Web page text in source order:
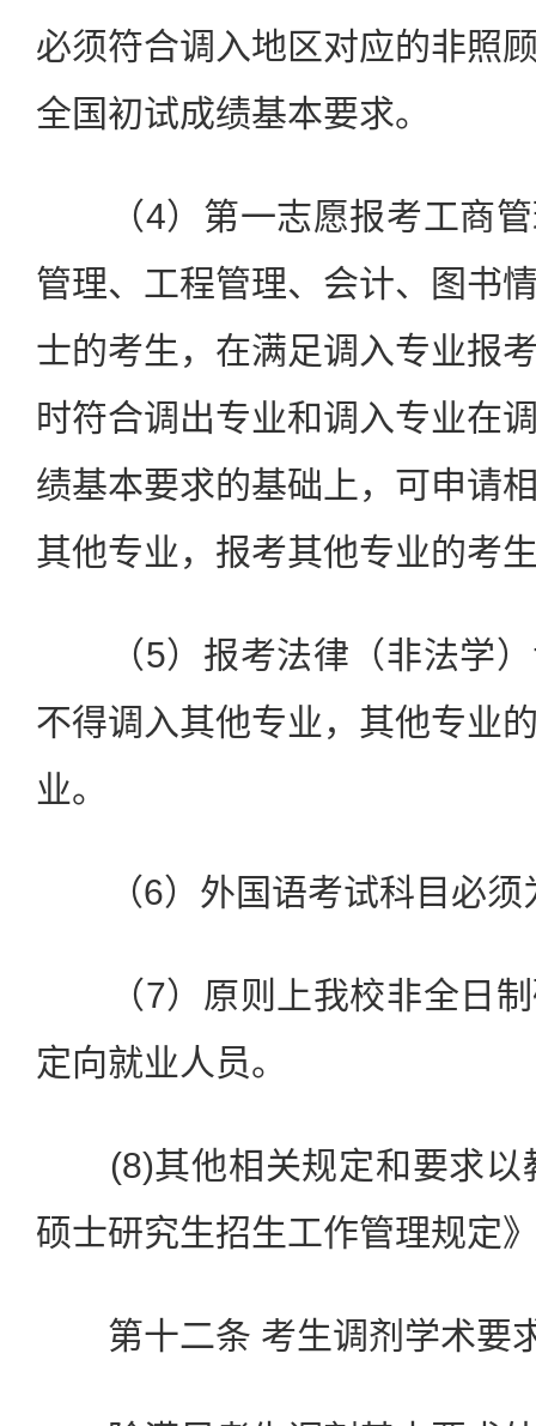
必须符合调入地区对应的非照
全国初试成绩基本要求。
（4）第一志愿报考工商管
管理、工程管理、会计、图书
士的考生，在满足调入专业报
时符合调出专业和调入专业在
绩基本要求的基础上，可申请
其他专业，报考其他专业的考
（5）报考法律（非法学）
不得调入其他专业，其他专业
业。
（6）外国语考试科目必须
（7）原则上我校非全日制
定向就业人员。
(8)其他相关规定和要求以
硕士研究生招生工作管理规定
第十二条 考生调剂学术要